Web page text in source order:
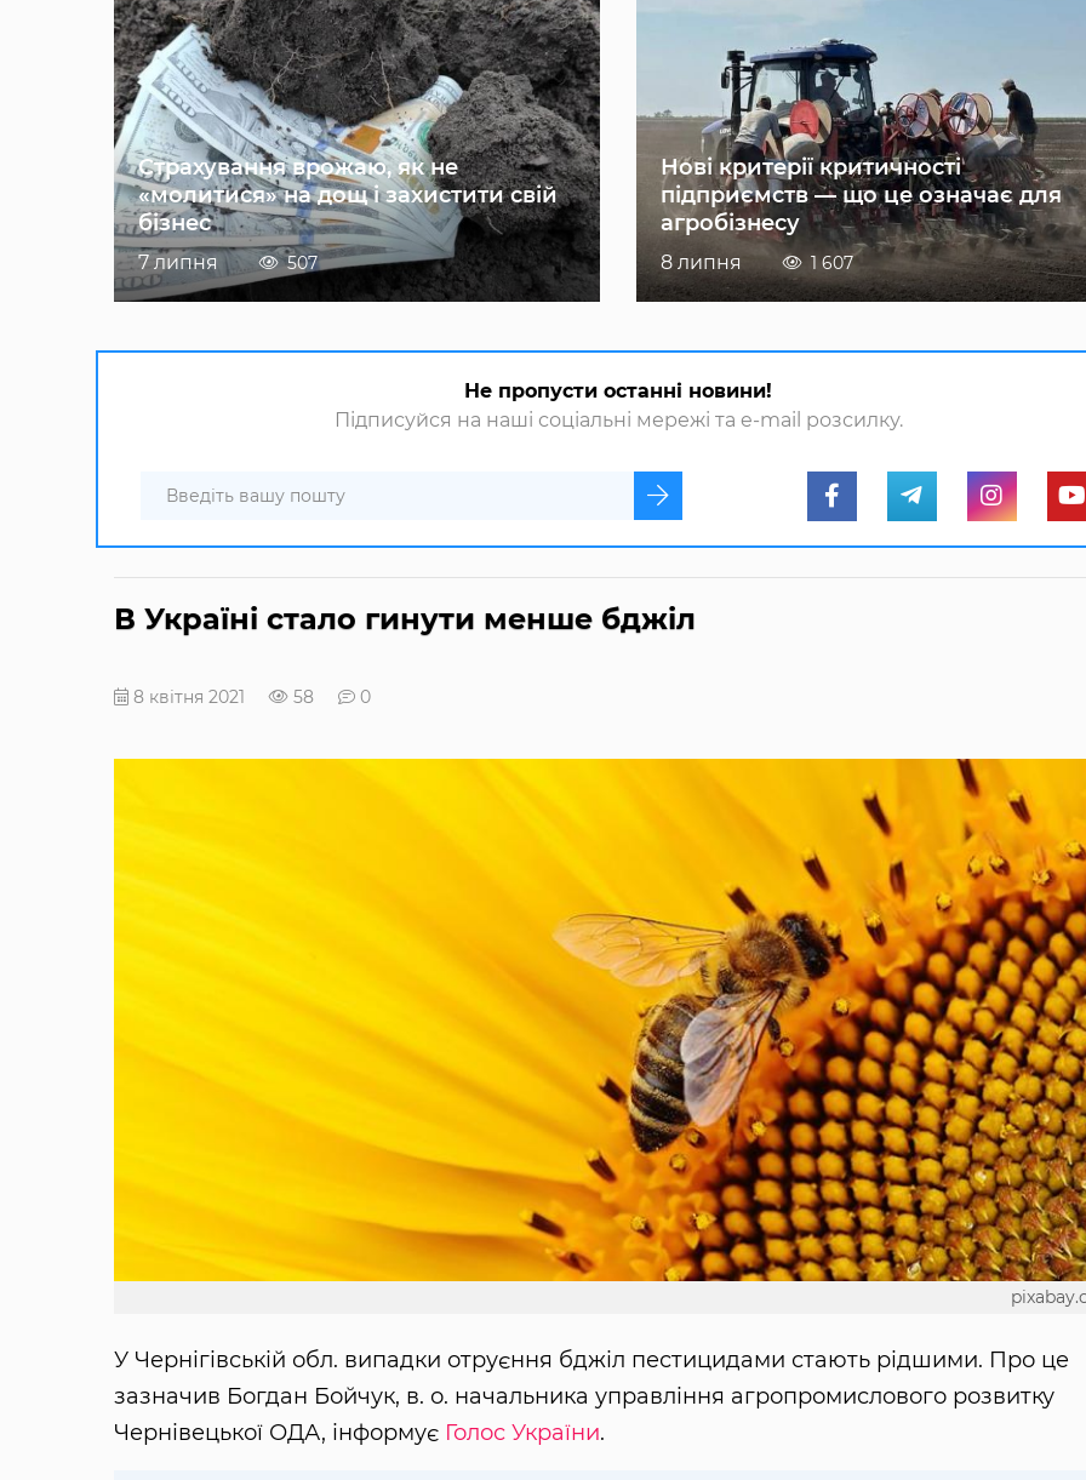
Страхування врожаю, як не
«молитися» на дощ і захистити свій
бізнес
7 липня 507
Нові критерії критичності
підприємств — що це означає для
агробізнесу
8 липня 1 607
Не пропусти останні новини!
Підписуйся на наші соціальні мережі та e-mail розсилку.
В Україні стало гинути менше бджіл
8 квітня 2021 58 0
У Чернігівській обл. випадки отруєння бджіл пестицидами стають рідшими. Про це
зазначив Богдан Бойчук, в. о. начальника управління агропромислового розвитку
Чернівецької ОДА, інформує Голос України.